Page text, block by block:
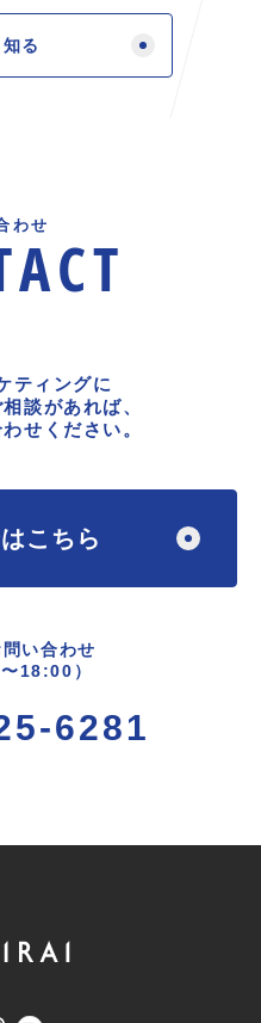
る
わせ
ティングに
談があれば、
せください。
こちら
い合わせ
18:00）
6281